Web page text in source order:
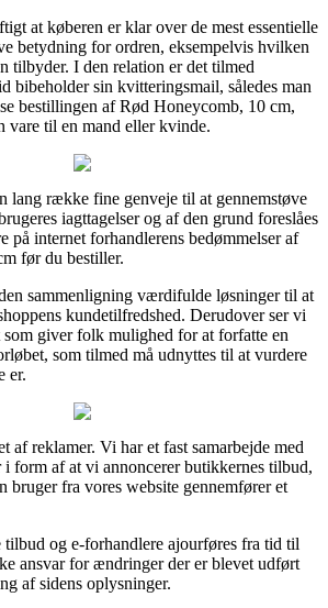
at køberen er klar over de mest essentielle
betydning for ordren, eksempelvis hvilken
tilbyder. I den relation er det tilmed
bibeholder sin kvitteringsmail, således man
bestillingen af Rød Honeycomb, 10 cm,
vare til en mand eller kvinde.
lang række fine genveje til at gennemstøve
iagttagelser og af den grund foreslåes
på internet forhandlerens bedømmelser af
før du bestiller.
sammenligning værdifulde løsninger til at
kundetilfredshed. Derudover ser vi
som giver folk mulighed for at forfatte en
som tilmed må udnyttes til at vurdere
er.
af reklamer. Vi har et fast samarbejde med
i form af at vi annoncerer butikkernes tilbud,
bruger fra vores website gennemfører et
tilbud og e-forhandlere ajourføres fra tid til
ansvar for ændringer der er blevet udført
af sidens oplysninger.